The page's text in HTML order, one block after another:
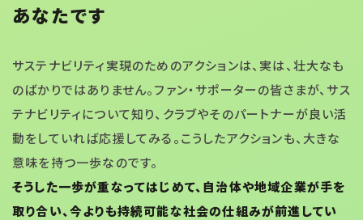
あなたです
サステナビリティ実現のためのアクションは、実は、壮大なも
のばかりではありません。ファン・サポーターの皆さまが、サス
テナビリティについて知り、クラブやそのパートナーが良い活
動をしていれば応援してみる。こうしたアクションも、大きな
意味を持つ一歩なのです。
そうした一歩が重なってはじめて、自治体や地域企業が手を
取り合い、今よりも持続可能な社会の仕組みが前進してい